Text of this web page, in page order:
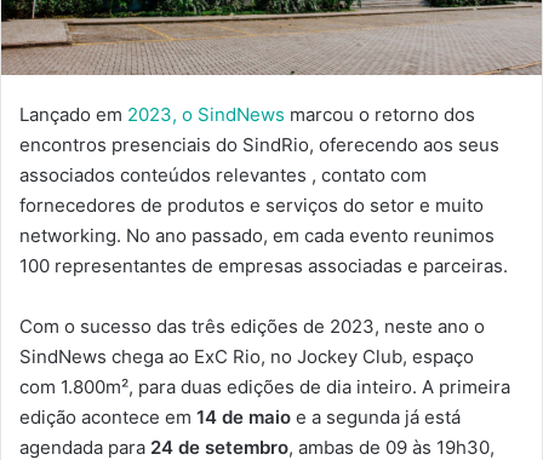
Lançado em 2023, o SindNews marcou o retorno dos
encontros presenciais do SindRio, oferecendo aos seus
associados conteúdos relevantes , contato com
fornecedores de produtos e serviços do setor e muito
networking. No ano passado, em cada evento reunimos
100 representantes de empresas associadas e parceiras.
Com o sucesso das três edições de 2023, neste ano o
SindNews chega ao ExC Rio, no Jockey Club, espaço
com 1.800m², para duas edições de dia inteiro. A primeira
edição acontece em 14 de maio e a segunda já está
agendada para 24 de setembro, ambas de 09 às 19h30,